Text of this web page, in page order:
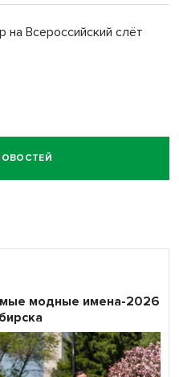
на Всероссийский слёт
модные имена-2026